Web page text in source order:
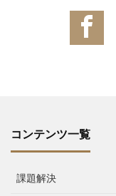
コンテンツ一覧
課題解決